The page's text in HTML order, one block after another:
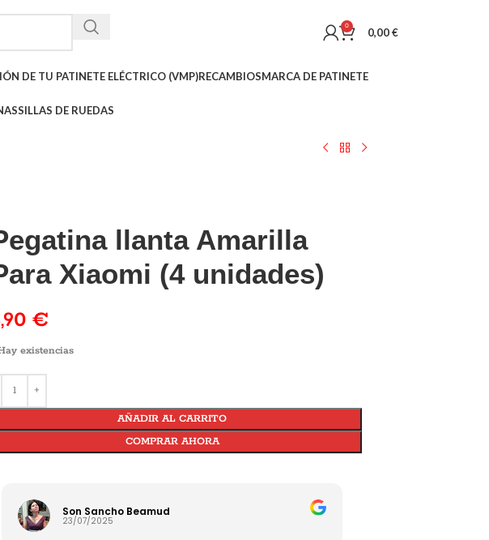
0 0,00€
DE TU PATINETE ELÉCTRICO (VMP)RECAMBIOSMARCA DE PATINETE
SILLAS DE RUEDAS
llanta Amarilla
Xiaomi (4 unidades)
€
Son Sancho Beamud
23/07/2025
existencias
AÑADIR AL CARRITO
COMPRAR AHORA